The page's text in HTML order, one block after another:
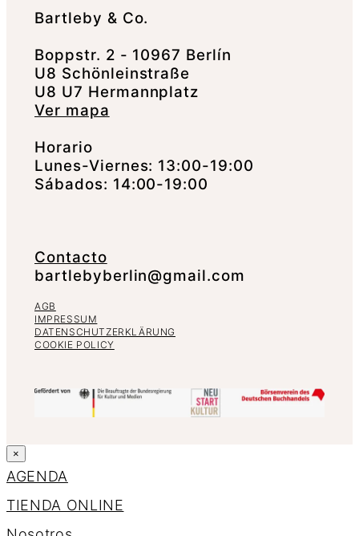
Bartleby & Co.
Boppstr. 2 - 10967 Berlín
U8 Schönleinstraße
U8 U7 Hermannplatz
Ver mapa
Horario
Lunes-Viernes: 13:00-19:00
Sábados: 14:00-19:00
Contacto
bartlebyberlin@gmail.com
AGB
IMPRESSUM
DATENSCHUTZERKLÄRUNG
COOKIE POLICY
×
AGENDA
TIENDA ONLINE